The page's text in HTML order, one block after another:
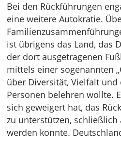
Bei den Rückführungen
eine weitere Autokratie.
ist übrigens das Land, das
der dort ausgetragenen
mittels einer sogenannten
über Diversität, Vielfalt und
Personen belehren wollte.
sich geweigert hat, das
zu unterstützen,
werden konnte.